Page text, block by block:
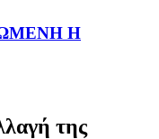
Η
της